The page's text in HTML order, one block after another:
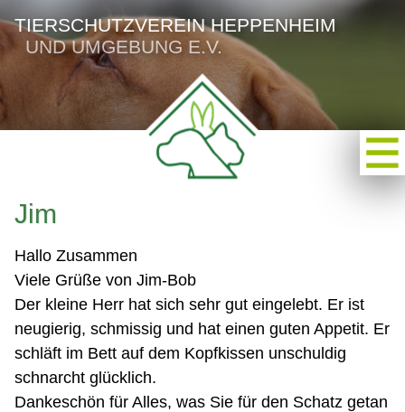
TIERSCHUTZVEREIN HEPPENHEIM
UND UMGEBUNG E.V.
Jim
Hallo Zusammen
Viele Grüße von Jim-Bob
Der kleine Herr hat sich sehr gut eingelebt. Er ist
neugierig, schmissig und hat einen guten Appetit. Er
schläft im Bett auf dem Kopfkissen unschuldig
schnarcht glücklich.
Dankeschön für Alles, was Sie für den Schatz getan